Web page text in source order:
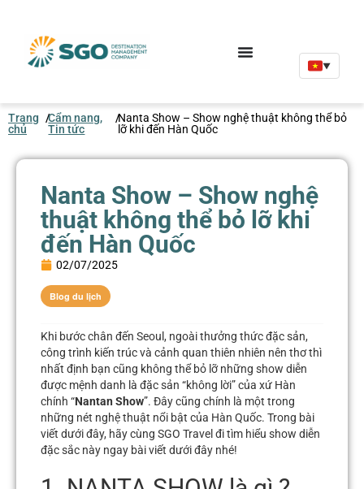
▼
Trang
chủ
/Cẩm nang,
Tin tức
/Nanta Show – Show nghệ thuật không thể bỏ
lỡ khi đến Hàn Quốc
Nanta Show – Show nghệ
thuật không thể bỏ lỡ khi
đến Hàn Quốc
02/07/2025
Blog du lịch
Khi bước chân đến Seoul, ngoài thưởng thức đặc sản,
công trình kiến trúc và cảnh quan thiên nhiên nên thơ thì
nhất định bạn cũng không thể bỏ lỡ những show diễn
được mệnh danh là đặc sản “không lời” của xứ Hàn
chính “Nantan Show”. Đây cũng chính là một trong
những nét nghệ thuật nổi bật của Hàn Quốc. Trong bài
viết dưới đây, hãy cùng SGO Travel đi tìm hiểu show diễn
đặc sắc này ngay bài viết dưới đây nhé!